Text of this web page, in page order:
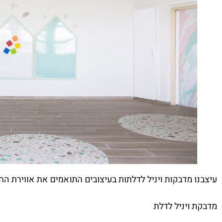
עיצבנו מדבקות ויניל לדלתות בעיצובים התואמים את אווירת
מדבקת ויניל לדלת